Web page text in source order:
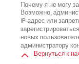
Почему я не могу
Возможно,
IP-адрес или
новых
администратору
Вернуться к